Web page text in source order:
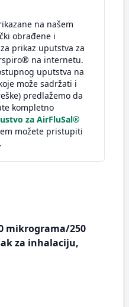
na našem
obrađene i
prikaz uputstva za
na internetu.
uputstva na
može sadržati i
predlažemo da
kompletno
za AirFluSal®
možete pristupiti
mikrograma/250
za inhalaciju,